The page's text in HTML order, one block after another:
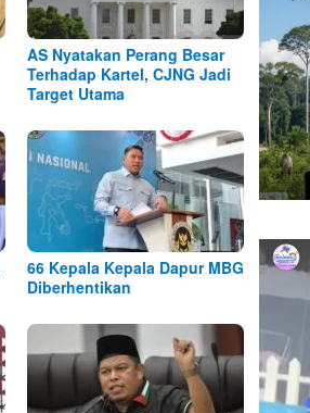
AS Nyatakan Perang Besar
Terhadap Kartel, CJNG Jadi
Target Utama
66 Kepala Kepala Dapur MBG
Diberhentikan